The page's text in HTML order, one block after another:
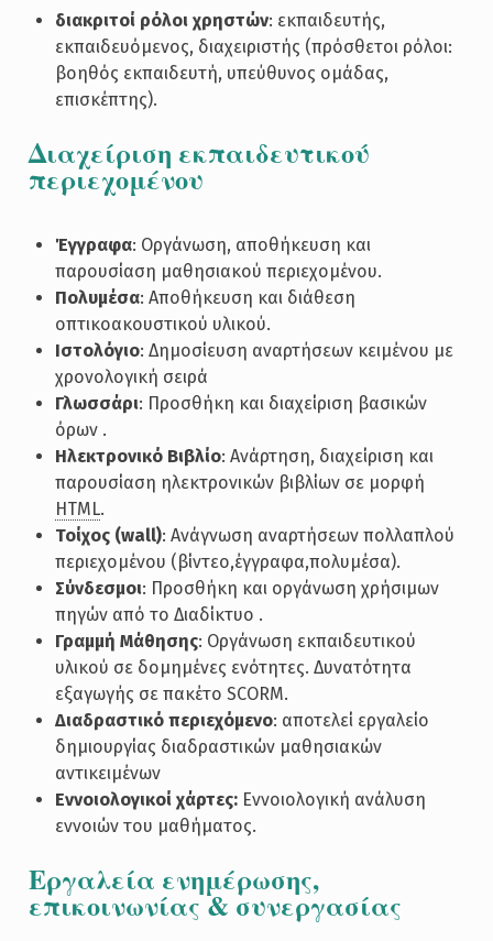
διακριτοί ρόλοι χρηστών: εκπαιδευτής,
εκπαιδευόμενος, διαχειριστής (πρόσθετοι ρόλοι:
βοηθός εκπαιδευτή, υπεύθυνος ομάδας,
επισκέπτης).
Διαχείριση εκπαιδευτικού
περιεχομένου
Έγγραφα: Οργάνωση, αποθήκευση και
παρουσίαση μαθησιακού περιεχομένου.
Πολυμέσα: Αποθήκευση και διάθεση
οπτικοακουστικού υλικού.
Ιστολόγιο: Δημοσίευση αναρτήσεων κειμένου με
χρονολογική σειρά
Γλωσσάρι: Προσθήκη και διαχείριση βασικών
όρων .
Ηλεκτρονικό Βιβλίο: Ανάρτηση, διαχείριση και
παρουσίαση ηλεκτρονικών βιβλίων σε μορφή
HTML.
Τοίχος (wall): Ανάγνωση αναρτήσεων πολλαπλού
περιεχομένου (βίντεο,έγγραφα,πολυμέσα).
Σύνδεσμοι: Προσθήκη και οργάνωση χρήσιμων
πηγών από το Διαδίκτυο .
Γραμμή Μάθησης: Οργάνωση εκπαιδευτικού
υλικού σε δομημένες ενότητες. Δυνατότητα
εξαγωγής σε πακέτο SCORM.
Διαδραστικό περιεχόμενο: αποτελεί εργαλείο
δημιουργίας διαδραστικών μαθησιακών
αντικειμένων
Εννοιολογικοί χάρτες:Εννοιολογική ανάλυση
εννοιών του μαθήματος.
Εργαλεία ενημέρωσης,
επικοινωνίας & συνεργασίας